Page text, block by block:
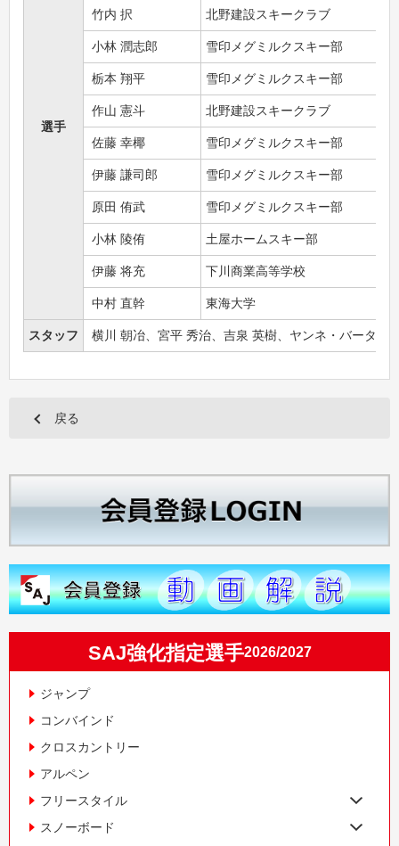
選手
竹内 択 北野建設スキークラブ
小林 潤志郎 雪印メグミルクスキー部
栃本 翔平 雪印メグミルクスキー部
作山 憲斗 北野建設スキークラブ
佐藤 幸椰 雪印メグミルクスキー部
伊藤 謙司郎 雪印メグミルクスキー部
原田 侑武 雪印メグミルクスキー部
小林 陵侑 土屋ホームスキー部
伊藤 将充 下川商業高等学校
中村 直幹 東海大学
スタッフ 横川 朝冶、宮平 秀治、吉泉 英樹、ヤンネ・バータイ
戻る
SAJ強化指定選手2026/2027
ジャンプ
コンバインド
クロスカントリー
アルペン
フリースタイル
スノーボード